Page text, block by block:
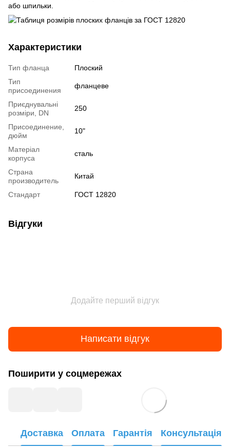
або шпильки.
Характеристики
Тип фланца
Плоский
Тип
присоединения
фланцеве
Приєднувальні
розміри, DN
250
Присоединение,
дюйм
10"
Матеріал
корпуса
сталь
Страна
производитель
Китай
Стандарт ГОСТ 12820
Відгуки
Додайте перший відгук
Написати відгук
Поширити у соцмережах
Доставка Оплата Гарантія Консультація